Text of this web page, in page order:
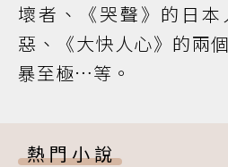
壞者、《哭聲》的日
惡、《大快人心》的兩
暴至極…等。
熱門小說